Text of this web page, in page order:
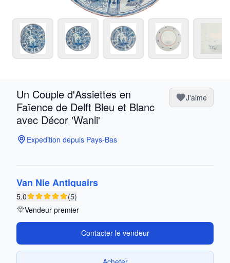
Un Couple d'Assiettes en
Faïence de Delft Bleu et Blanc
avec Décor 'Wanli'
J'aime
Expedition depuis Pays-Bas
Van Nie Antiquairs
5.0
(5)
Vendeur premier
Contacter le vendeur